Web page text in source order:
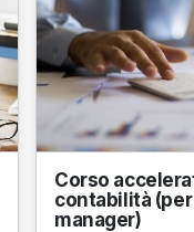
Corso
contabilità
manager)